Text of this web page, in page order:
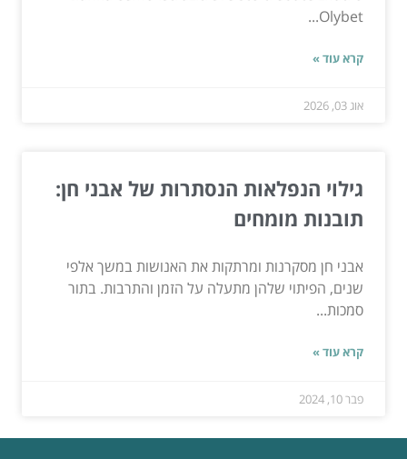
Olybet...
קרא עוד »
אוג 03, 2026
גילוי הנפלאות הנסתרות של אבני חן:
תובנות מומחים
אבני חן מסקרנות ומרתקות את האנושות במשך אלפי
שנים, הפיתוי שלהן מתעלה על הזמן והתרבות. בתור
סמכות...
קרא עוד »
פבר 10, 2024